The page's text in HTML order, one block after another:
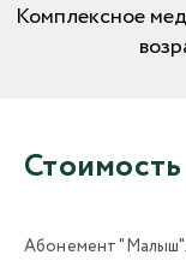
Комплексное
Стоимость
Абонемент